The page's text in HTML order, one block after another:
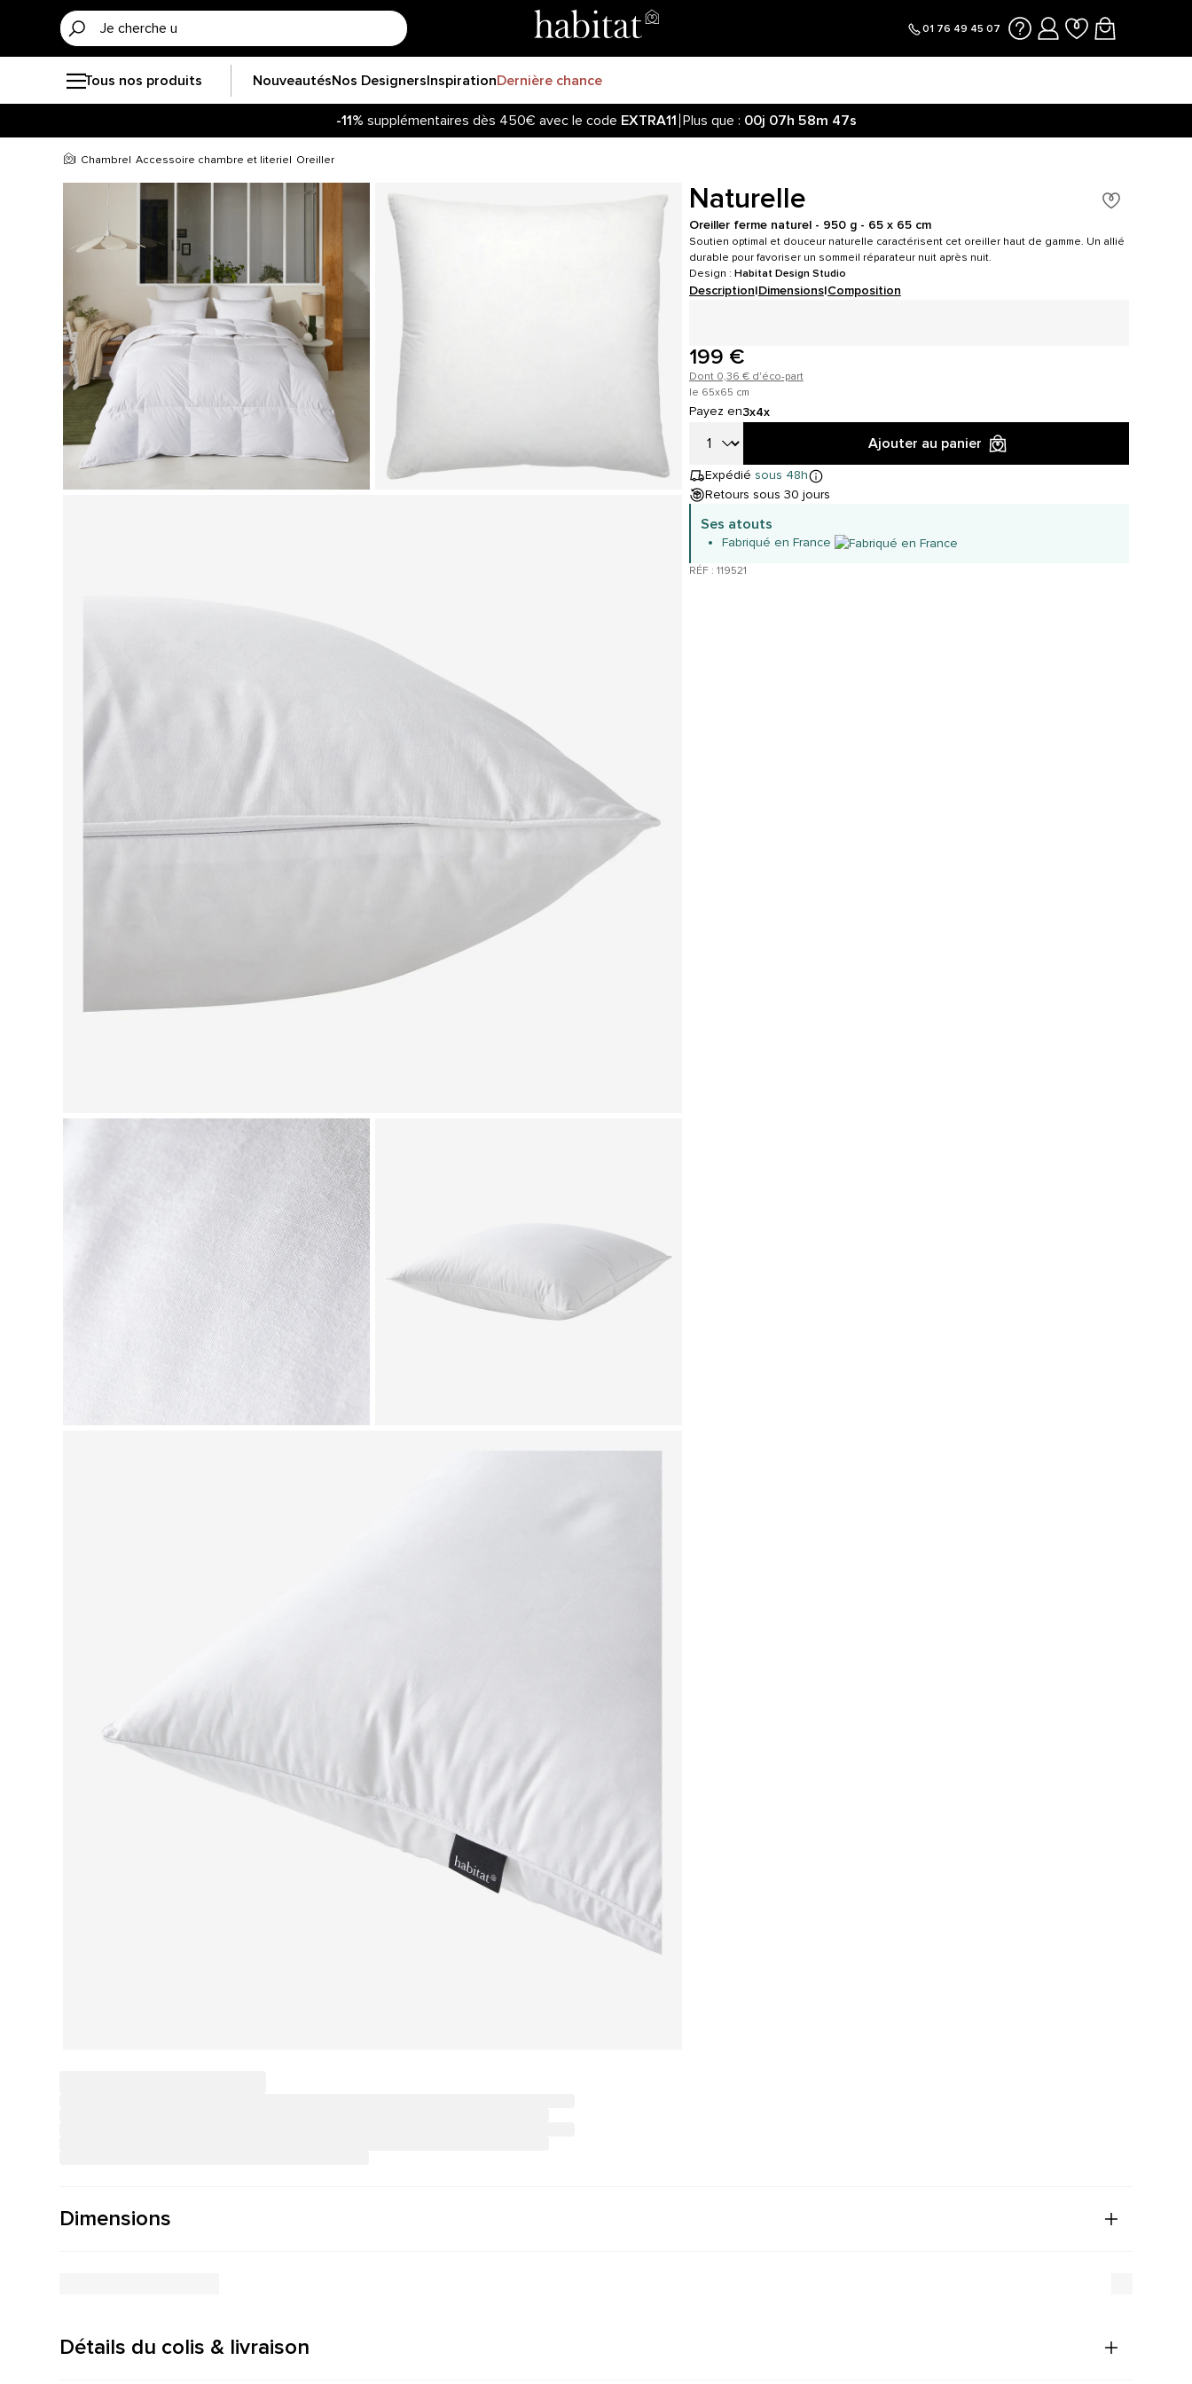
01 76 49 45 07
Tous nos produits NouveautésNos DesignersInspirationDernière chance
-11% supplémentaires dès 450€ avec le code EXTRA11 Plus que : 00j 07h 58m 46s
Chambre Accessoire chambre et literie Oreiller
Naturelle
Oreiller ferme naturel - 950 g - 65 x 65 cm
Soutien optimal et douceur naturelle caractérisent cet oreiller haut de gamme. Un allié
durable pour favoriser un sommeil réparateur nuit après nuit.
Design : Habitat Design Studio
Description|Dimensions|Composition
199 €
Dont 0,36 € d'éco-part
le 65x65 cm
Payez en3x4x
Ajouter au panier
Expédié sous 48h
Retours sous 30 jours
Ses atouts
Fabriqué en France
RÉF : 119521
Dimensions
Détails du colis & livraison